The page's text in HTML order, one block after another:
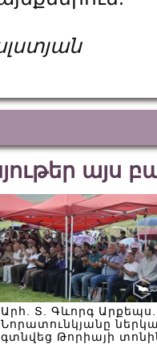
այս
Արհ. Տ. Գևորգ Արքեպս.
Նորատունկյանը
գտնվեց Թորիայի